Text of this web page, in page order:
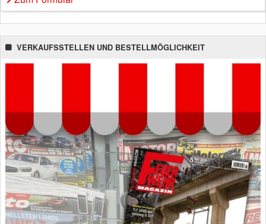
VERKAUFSSTELLEN UND BESTELLMÖGLICHKEIT